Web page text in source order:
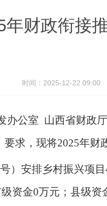
年财政衔接
时间：2025-12-22
办公室 山西省财政
要求，现将2025年财
号）安排乡村振兴项目
资金0万元；县级资